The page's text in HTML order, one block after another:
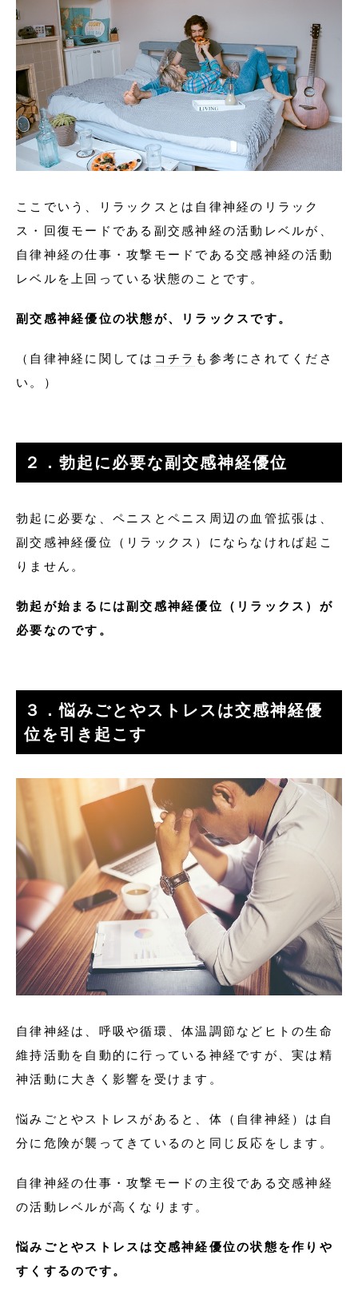
ここでいう、リラックスとは自律神経のリラック
ス・回復モードである副交感神経の活動レベルが、
自律神経の仕事・攻撃モードである交感神経の活動
レベルを上回っている状態のことです。
副交感神経優位の状態が、リラックスです。
（自律神経に関しては コチラ も参考にされてくださ
い。）
２．勃起に必要な副交感神経優位
勃起に必要な、ペニスとペニス周辺の血管拡張は、
副交感神経優位（リラックス）にならなければ起こ
りません。
勃起が始まるには副交感神経優位（リラックス）が
必要なのです。
３．悩みごとやストレスは交感神経優
位を引き起こす
自律神経は、呼吸や循環、体温調節などヒトの生命
維持活動を自動的に行っている神経ですが、実は精
神活動に大きく影響を受けます。
悩みごとやストレスがあると、体（自律神経）は自
分に危険が襲ってきているのと同じ反応をします。
自律神経の仕事・攻撃モードの主役である交感神経
の活動レベルが高くなります。
悩みごとやストレスは交感神経優位の状態を作りや
すくするのです。